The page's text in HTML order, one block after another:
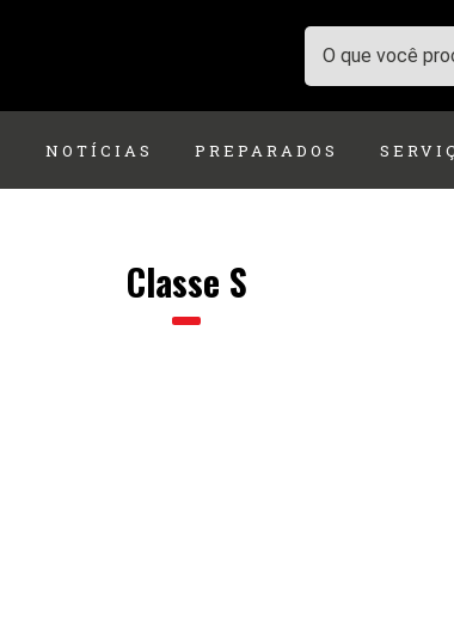
NOTÍCIAS PREPARADOS
Classe S